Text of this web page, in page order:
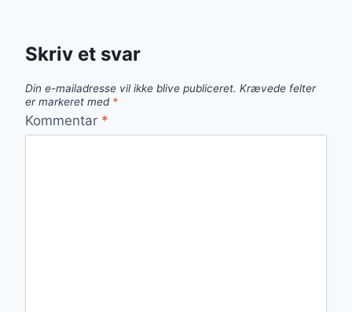
Skriv et svar
Din e-mailadresse vil ikke blive publiceret. Krævede felter
er markeret med *
Kommentar *